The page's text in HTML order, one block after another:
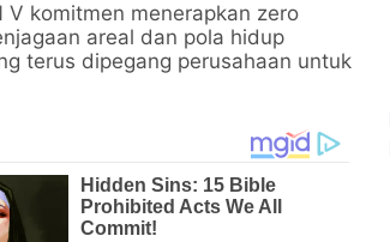
komitmen menerapkan zero
areal dan pola hidup
terus dipegang perusahaan untuk